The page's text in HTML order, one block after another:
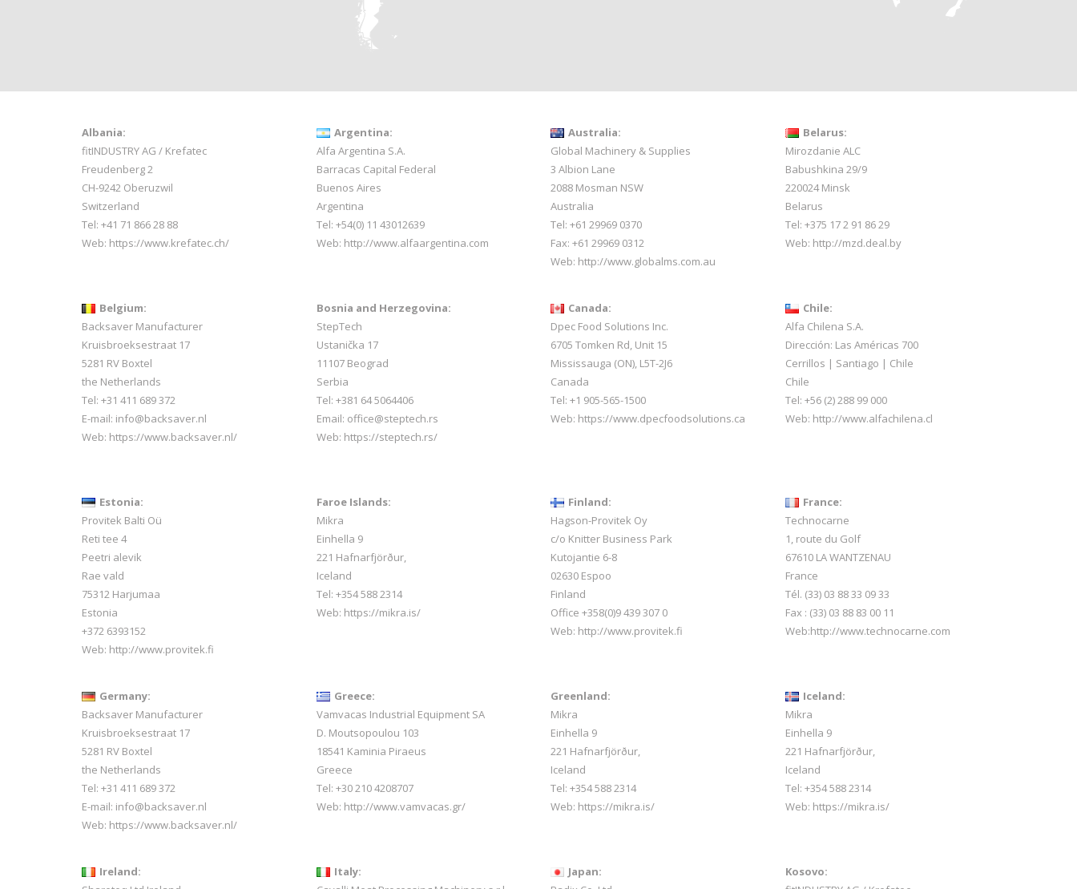
Albania:
fitINDUSTRY AG / Krefatec
Freudenberg 2
CH-9242 Oberuzwil
Switzerland
Tel: +41 71 866 28 88
Web: https://www.krefatec.ch/
Argentina:
Alfa Argentina S.A.
Barracas Capital Federal
Buenos Aires
Argentina
Tel: +54(0) 11 43012639
Web: http://www.alfaargentina.com
Australia:
Global Machinery & Supplies
3 Albion Lane
2088 Mosman NSW
Australia
Tel: +61 29969 0370
Fax: +61 29969 0312
Web: http://www.globalms.com.au
Belarus:
Mirozdanie ALC
Babushkina 29/9
220024 Minsk
Belarus
Tel: +375 17 2 91 86 29
Web: http://mzd.deal.by
Belgium:
Backsaver Manufacturer
Kruisbroeksestraat 17
5281 RV Boxtel
the Netherlands
Tel: +31 411 689 372
E-mail: info@backsaver.nl
Web: https://www.backsaver.nl/
Bosnia and Herzegovina:
StepTech
Ustanička 17
11107 Beograd
Serbia
Tel: +381 64 5064406
Email: office@steptech.rs
Web: https://steptech.rs/
Canada:
Dpec Food Solutions Inc.
6705 Tomken Rd, Unit 15
Mississauga (ON), L5T-2J6
Canada
Tel: +1 905-565-1500
Web: https://www.dpecfoodsolutions.ca
Chile:
Alfa Chilena S.A.
Dirección: Las Américas 700
Cerrillos | Santiago | Chile
Chile
Tel: +56 (2) 288 99 000
Web: http://www.alfachilena.cl
Estonia:
Provitek Balti Oü
Reti tee 4
Peetri alevik
Rae vald
75312 Harjumaa
Estonia
+372 6393152
Web: http://www.provitek.fi
Faroe Islands:
Mikra
Einhella 9
221 Hafnarfjörður,
Iceland
Tel: +354 588 2314
Web: https://mikra.is/
Finland:
Hagson-Provitek Oy
c/o Knitter Business Park
Kutojantie 6-8
02630 Espoo
Finland
Office +358(0)9 439 307 0
Web: http://www.provitek.fi
France:
Technocarne
1, route du Golf
67610 LA WANTZENAU
France
Tél. (33) 03 88 33 09 33
Fax : (33) 03 88 83 00 11
Web:http://www.technocarne.com
Germany:
Backsaver Manufacturer
Kruisbroeksestraat 17
5281 RV Boxtel
the Netherlands
Tel: +31 411 689 372
E-mail: info@backsaver.nl
Web: https://www.backsaver.nl/
Greece:
Vamvacas Industrial Equipment SA
D. Moutsopoulou 103
18541 Kaminia Piraeus
Greece
Tel: +30 210 4208707
Web: http://www.vamvacas.gr/
Greenland:
Mikra
Einhella 9
221 Hafnarfjörður,
Iceland
Tel: +354 588 2314
Web: https://mikra.is/
Iceland:
Mikra
Einhella 9
221 Hafnarfjörður,
Iceland
Tel: +354 588 2314
Web: https://mikra.is/
Ireland:
Italy:
Japan:
Kosovo: